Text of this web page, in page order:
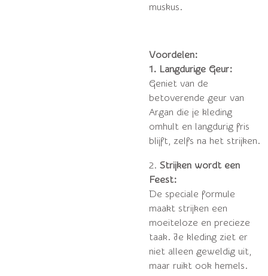
muskus.
Voordelen:
1. Langdurige Geur:
Geniet van de
betoverende geur van
Argan die je kleding
omhult en langdurig fris
blijft, zelfs na het strijken.
2. Strijken wordt een
Feest:
De speciale formule
maakt strijken een
moeiteloze en precieze
taak. Je kleding ziet er
niet alleen geweldig uit,
maar ruikt ook hemels.